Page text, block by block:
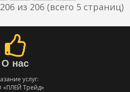
из 206 (всего 5 страниц)
О нас
услуг:
Трейд»